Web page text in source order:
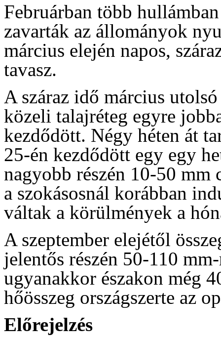
Februárban több
zavarták az állományok
március elején napos,
tavasz.
A száraz idő március
közeli talajréteg egyre
kezdődött. Négy héten át
25-én kezdődött egy egy
nagyobb részén 10-50 mm
a szokásosnál korábban
váltak a körülmények a
A szeptember elejétől
jelentős részén 50-110
ugyanakkor északon még
hőösszeg országszerte az
Előrejelzés